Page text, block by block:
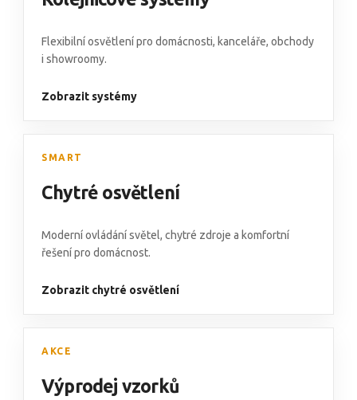
Flexibilní osvětlení pro domácnosti, kanceláře, obchody
i showroomy.
Zobrazit systémy
SMART
Chytré osvětlení
Moderní ovládání světel, chytré zdroje a komfortní
řešení pro domácnost.
Zobrazit chytré osvětlení
AKCE
Výprodej vzorků